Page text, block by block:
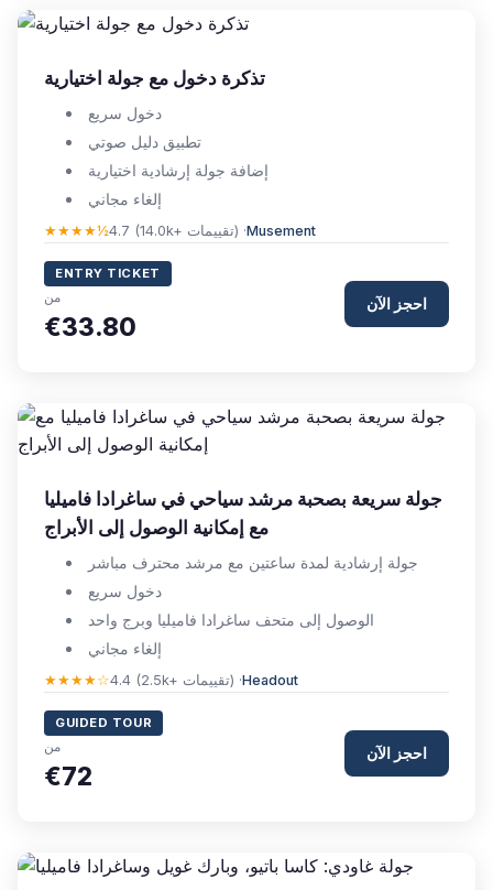
تذكرة دخول مع جولة اختيارية
دخول سريع
تطبيق دليل صوتي
إضافة جولة إرشادية اختيارية
إلغاء مجاني
★★★★½ 4.7 (14.0k+ تقييمات) ·Musement
ENTRY TICKET
من
€33.80
احجز الآن
جولة سريعة بصحبة مرشد سياحي في ساغرادا فاميليا
مع إمكانية الوصول إلى الأبراج
جولة إرشادية لمدة ساعتين مع مرشد محترف مباشر
دخول سريع
الوصول إلى متحف ساغرادا فاميليا وبرج واحد
إلغاء مجاني
★★★★☆ 4.4 (2.5k+ تقييمات) ·Headout
GUIDED TOUR
من
€72
احجز الآن